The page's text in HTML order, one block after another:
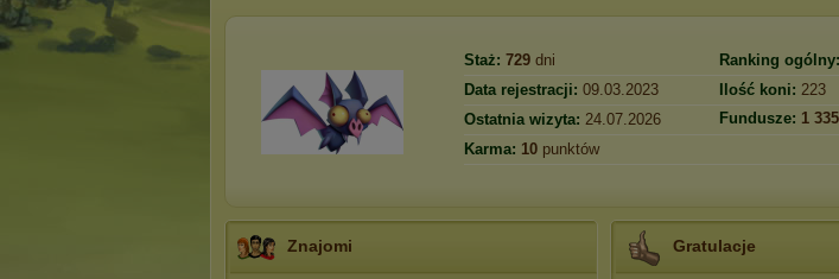
Staż: 729 dni Ranking ogólny:
Data rejestracji: 09.03.2023 Ilość koni: 223
Ostatnia wizyta: 24.07.2026 Fundusze: 1
Karma: 10 punktów
Znajomi Gratulacje